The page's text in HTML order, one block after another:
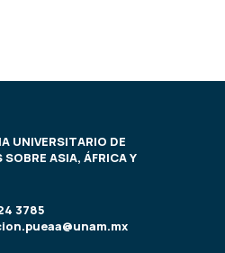
UNIVERSITARIO DE
ASIA, ÁFRICA Y
3785